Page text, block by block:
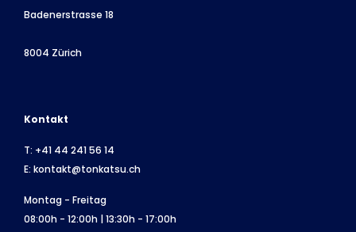
Badenerstrasse 18
8004 Zürich
Kontakt
T: +41 44 241 56 14
E: kontakt@tonkatsu.ch
Montag - Freitag
08:00h - 12:00h | 13:30h - 17:00h